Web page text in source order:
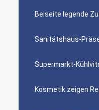
Beiseite legende
Sanitätshaus-
Supermarkt-
Kosmetik zeigen